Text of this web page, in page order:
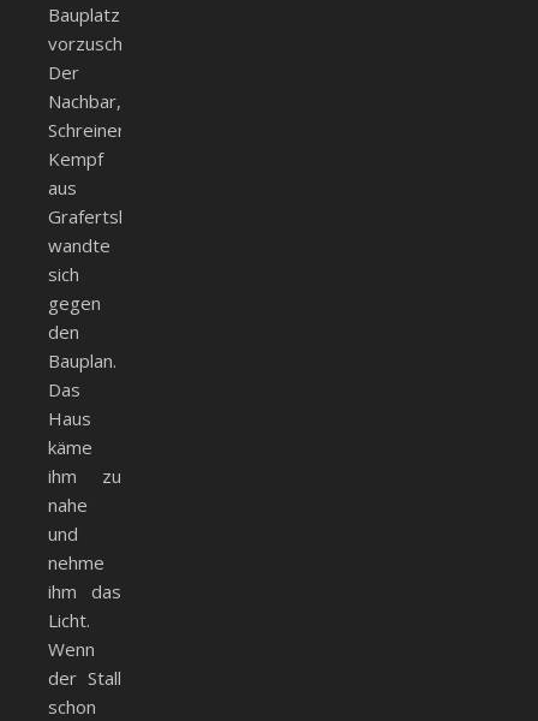
Bauplatz
vorzuschlagen.
Der
Nachbar,
Schreiner
Kempf
aus
Grafertshofen,
wandte
sich
gegen
den
Bauplan.
Das
Haus
käme
ihm zu
nahe
und
nehme
ihm das
Licht.
Wenn
der Stall
schon